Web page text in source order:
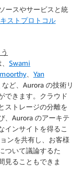
ースやサービスと統
ストプロトコル
Swami
Yan
など、Aurora の技術リ
できます。クラウド
ストレージの分離を
、Aurora のアーキテ
インサイトを得るこ
ンを共有し、お客様
ついて議論するた
見ることもできま